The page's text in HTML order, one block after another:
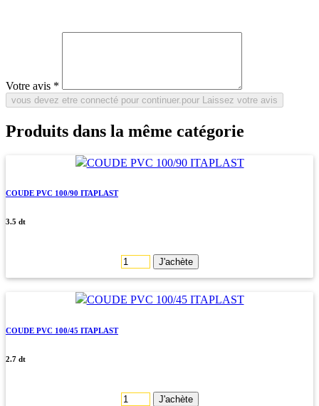
Votre avis *
Produits dans la même catégorie
COUDE PVC 100/90 ITAPLAST
3.5 dt
J'achète
COUDE PVC 100/45 ITAPLAST
2.7 dt
J'achète